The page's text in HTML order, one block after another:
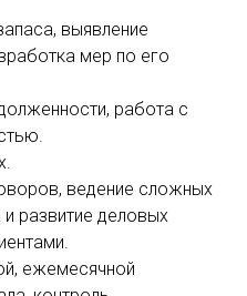
выявление
мер по его
работа с
ведение сложных
развитие деловых
ежемесячной